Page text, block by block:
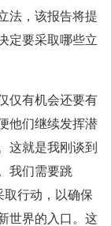
法，该报告将提
定要采取哪些立
仅有机会还要有
他们继续发挥潜
这就是我刚谈到
我们需要跳
取行动，以确保
世界的入口。这